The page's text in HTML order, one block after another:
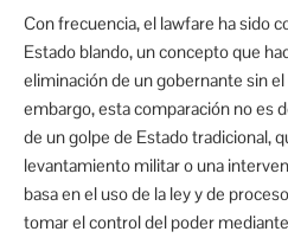
Con frecuencia, el lawfare ha sido
Estado blando, un concepto que
eliminación de un gobernante sin
embargo, esta comparación no es
de un golpe de Estado tradicional,
levantamiento militar o una
basa en el uso de la ley y de
tomar el control del poder